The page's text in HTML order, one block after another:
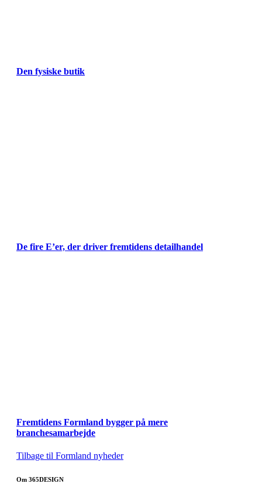
Den fysiske butik
De fire E’er, der driver fremtidens detailhandel
Fremtidens Formland bygger på mere
branchesamarbejde
Tilbage til Formland nyheder
Om 365DESIGN